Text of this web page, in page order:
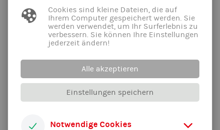
Allen Teilnehmer*innen vielen Dank für die Teilnahme und
Gratulation zu den tollen Ergebnissen.
Die Zusammenkunft im Rahmen des Rennens wurde
außerdem für einen Pressetermin mit unserem Partner der
Freisinger Bank genutzt. Vielen Dank an dieser Stelle an Eva
Prehm für die angenehme Zusammenarbeit und die
Unterstützung.
Quelle: Benedikt Neumayer
Cookies sind kleine Dateien, die auf
Ihrem Computer gespeichert werden. Sie
werden verwendet, um Ihr Surferlebnis zu
verbessern. Sie können Ihre Einstellungen
jederzeit ändern!
Alle akzeptieren
Einstellungen speichern
Notwendige Cookies